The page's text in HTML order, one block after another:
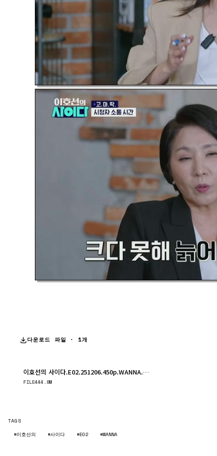
다운로드 파일 · 1개
이호선의 사이다.E02.251206.450p.WANNA.mp4
FILE444.8M
TAGS
#이호선의
#사이다 #E02 #WANNA